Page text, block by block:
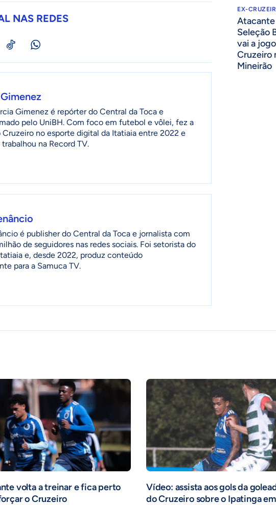
NAS REDES
Gimenez é repórter do Central da Toca e
pelo UniBH. Com foco em futebol e vôlei, fez a
no esporte digital da Itatiaia entre 2022 e
na Record TV.
é publisher do Central da Toca e jornalista com
de seguidores nas redes sociais. Foi setorista do
e, desde 2022, produz conteúdo
para a Samuca TV.
EX-
Seleção
vai a
Cruzeiro
Mineirão
volta a treinar e fica perto
o Cruzeiro
Vídeo: assista aos gols da
do Cruzeiro sobre o Ipatinga em